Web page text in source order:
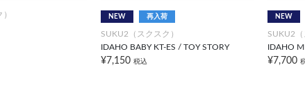
NEW 再入荷
SUKU2（スクスク）
IDAHO BABY KT-ES / TOY STORY
¥7,150 税込
NEW
SUKU2（
IDAHO
¥7,700